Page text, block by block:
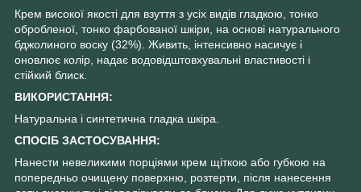
Крем високої якості для взуття з усіх видів гладкою, тонко
обробленої, тонко фарбованої шкіри, на основі натурального
бджолиного воску (32%). Живить, інтенсивно насичує і
оновлює колір, надає водовідштовхувальні властивості і
стійкий блиск.
ВИКОРИСТАННЯ:
Натуральна і синтетична гладка шкіра.
СПОСІБ ЗАСТОСУВАННЯ:
Нанести невеликими порціями крем щіткою або губкою на
попередньо очищену поверхню, розтерти, після нанесення